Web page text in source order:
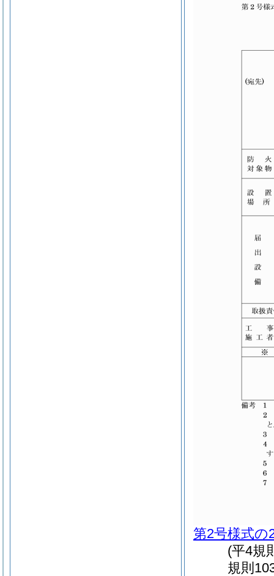
第2号様式の
(平4規
規則